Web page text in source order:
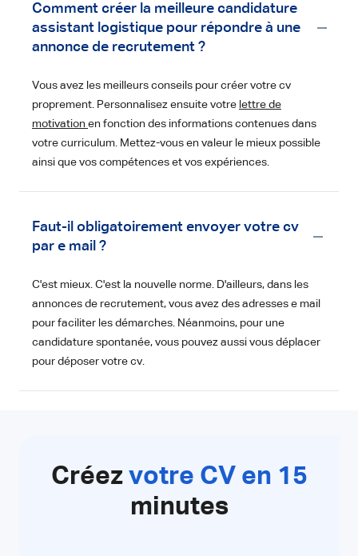
Comment créer la meilleure candidature
assistant logistique pour répondre à une
annonce de recrutement ?
Vous avez les meilleurs conseils pour créer votre cv
proprement. Personnalisez ensuite votre lettre de
motivation en fonction des informations contenues dans
votre curriculum. Mettez-vous en valeur le mieux possible
ainsi que vos compétences et vos expériences.
Faut-il obligatoirement envoyer votre cv
par e mail ?
C'est mieux. C'est la nouvelle norme. D'ailleurs, dans les
annonces de recrutement, vous avez des adresses e mail
pour faciliter les démarches. Néanmoins, pour une
candidature spontanée, vous pouvez aussi vous déplacer
pour déposer votre cv.
Créez votre CV en 15
minutes